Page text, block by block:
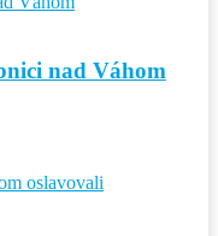
nad Váhom